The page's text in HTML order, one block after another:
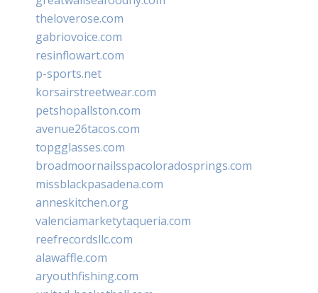
theloverose.com
gabriovoice.com
resinflowart.com
p-sports.net
korsairstreetwear.com
petshopallston.com
avenue26tacos.com
topgglasses.com
broadmoornailsspacoloradosprings.com
missblackpasadena.com
anneskitchen.org
valenciamarketytaqueria.com
reefrecordsllc.com
alawaffle.com
aryouthfishing.com